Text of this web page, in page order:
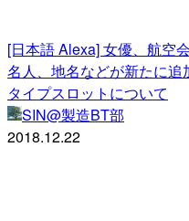
[日本語 Alexa] 女優、航空
名人、地名などが新たに追
タイプスロットについて
SIN@製造BT部
2018.12.22